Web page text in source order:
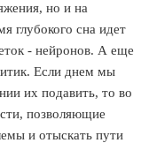
но и на
глубокого сна идет
- нейронов. А еще
Если днем мы
их подавить, то во
позволяющие
и отыскать пути